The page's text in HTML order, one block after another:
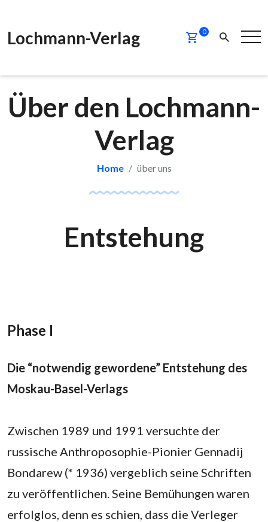
Lochmann-Verlag 0
Über den Lochmann-
Verlag
Home über uns
Entstehung
Phase I
Die “notwendig gewordene” Entstehung des
Moskau-Basel-Verlags
Zwischen 1989 und 1991 versuchte der
russische Anthroposophie-Pionier Gennadij
Bondarew (* 1936) vergeblich seine Schriften
zu veröffentlichen. Seine Bemühungen waren
erfolglos, denn es schien, dass die Verleger